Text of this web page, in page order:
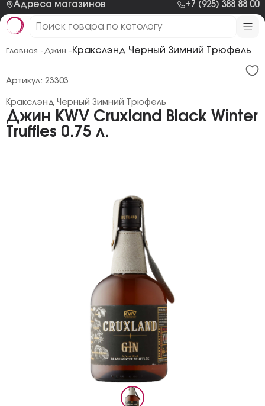
Адреса магазинов +7 (925) 388 88 00
Главная -Джин - Кракслэнд Черный Зимний Трюфель
Джин KWV Cruxland Black Winter
Truffles 0.75 л.
Кракслэнд Черный Зимний Трюфель
Артикул: 23303